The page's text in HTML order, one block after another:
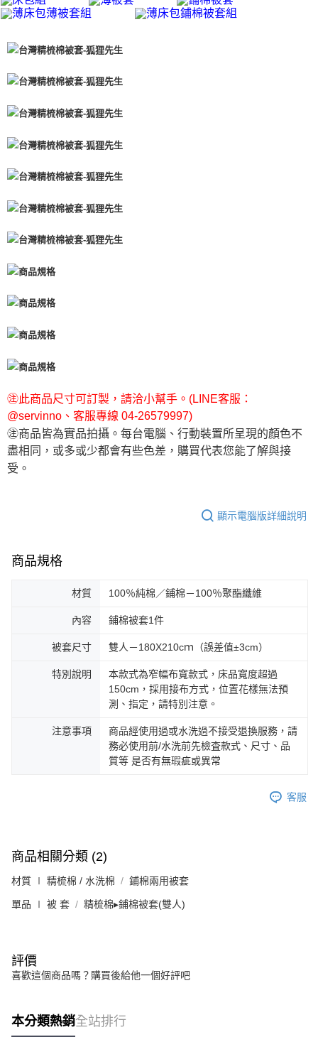
每筆NT$100，滿NT$1,500(含以上)免運費
㊟此商品尺寸可訂製，請洽小幫手。(LINE客服：
@servinno、客服專線 04-26579997)
㊟商品皆為實品拍攝。每台電腦、行動裝置所呈現的顏色不
盡相同，或多或少都會有些色差，購買代表您能了解與接
受。
顯示電腦版詳細說明
商品規格
材質 100％純棉／鋪棉－100％聚酯纖維
內容 鋪棉被套1件
被套尺寸 雙人－180X210cｍ（誤差值±3cm）
特別說明
本款式為窄幅布寬款式，床品寬度超過
150cm，採用接布方式，位置花樣無法預
測、指定，請特別注意。
注意事項
商品經使用過或水洗過不接受退換服務，請
務必使用前/水洗前先檢査款式、尺寸、品
質等 是否有無瑕疵或異常
客服
商品相關分類 (2)
材質 ∣ 精梳棉 / 水洗棉 鋪棉兩用被套
單品 ∣ 被 套 精梳棉▸鋪棉被套(雙人)
評價
喜歡這個商品嗎？購買後給他一個好評吧
本分類熱銷全站排行